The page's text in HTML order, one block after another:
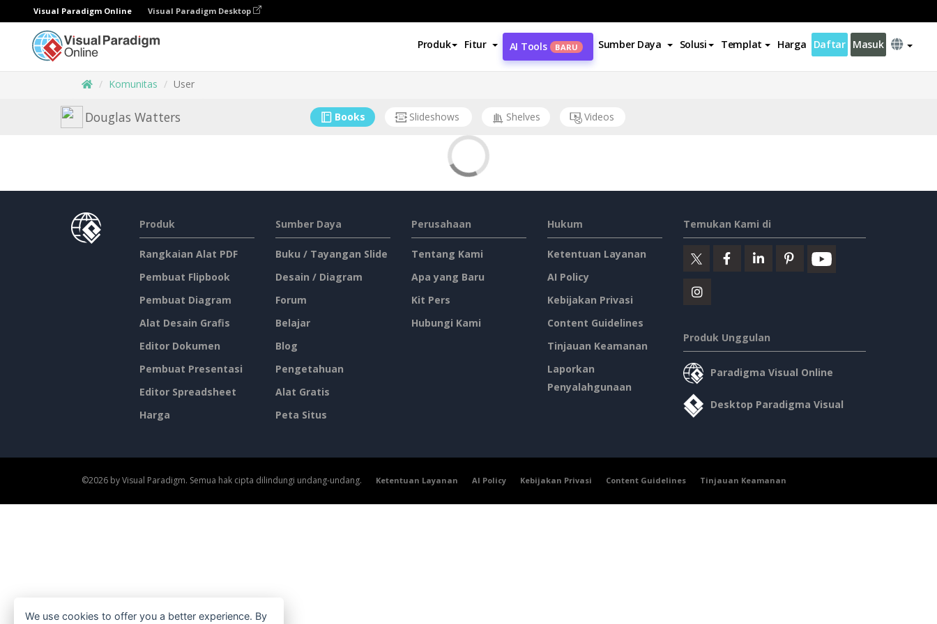
Visual Paradigm Online Visual Paradigm Desktop
Produk Fitur AI Tools BARU Sumber Daya Solusi Templat Harga Daftar Masuk
Komunitas User
Douglas Watters Books Slideshows Shelves Videos
Produk
Rangkaian Alat PDF
Pembuat Flipbook
Pembuat Diagram
Alat Desain Grafis
Editor Dokumen
Pembuat Presentasi
Editor Spreadsheet
Harga
Sumber Daya
Buku / Tayangan Slide
Desain / Diagram
Forum
Belajar
Blog
Pengetahuan
Alat Gratis
Peta Situs
Perusahaan
Tentang Kami
Apa yang Baru
Kit Pers
Hubungi Kami
Hukum
Ketentuan Layanan
AI Policy
Kebijakan Privasi
Content Guidelines
Tinjauan Keamanan
Laporkan
Penyalahgunaan
Temukan Kami di
Produk Unggulan
Paradigma Visual Online
Desktop Paradigma Visual
©2026 by Visual Paradigm. Semua hak cipta dilindungi undang-undang. Ketentuan Layanan AI Policy Kebijakan Privasi Content Guidelines Tinjauan Keamanan
We use cookies to offer you a better experience. By